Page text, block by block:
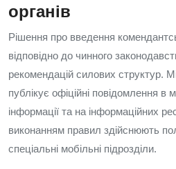
органів
Рішення про введення
відповідно до чинного
рекомендацій силових структур.
публікує офіційні повідомлення в
інформації та на інформаційних
виконанням правил здійснюють
спеціальні мобільні підрозділи.